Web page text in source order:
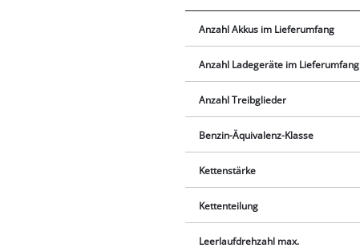
Anzahl Akkus im Lieferumfang
Anzahl Ladegeräte im Lieferumfang
Anzahl Treibglieder
Benzin-Äquivalenz-Klasse
Kettenstärke
Kettenteilung
Leerlaufdrehzahl max.